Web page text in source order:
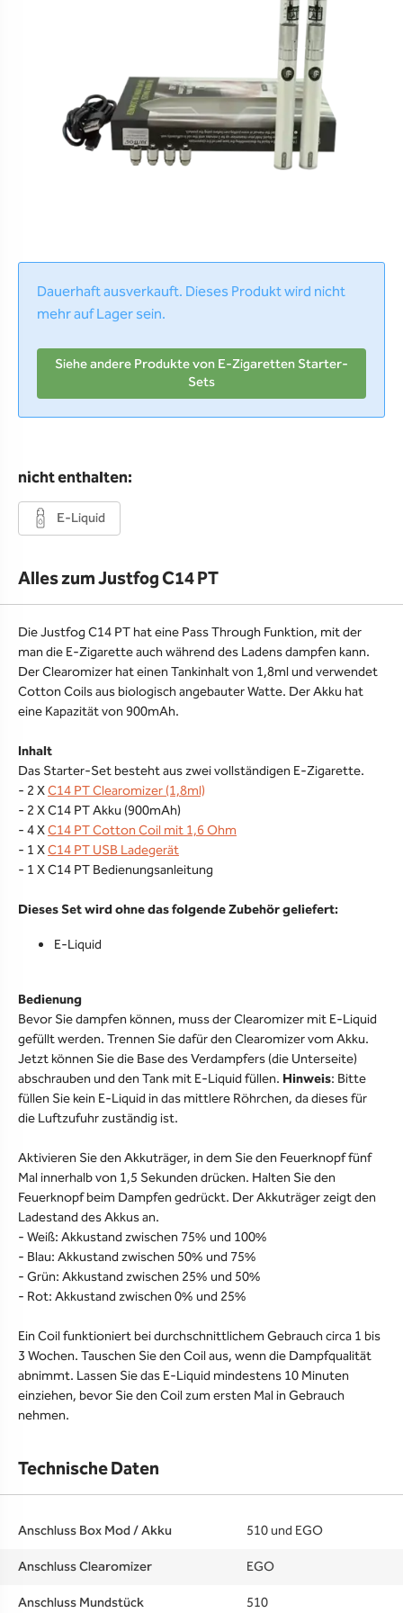
Dauerhaft ausverkauft. Dieses Produkt wird nicht
mehr auf Lager sein.
Siehe andere Produkte von E-Zigaretten Starter-
Sets
nicht enthalten:
E-Liquid
Alles zum Justfog C14 PT
Die Justfog C14 PT hat eine Pass Through Funktion, mit der
man die E-Zigarette auch während des Ladens dampfen kann.
Der Clearomizer hat einen Tankinhalt von 1,8ml und verwendet
Cotton Coils aus biologisch angebauter Watte. Der Akku hat
eine Kapazität von 900mAh.
Inhalt
Das Starter-Set besteht aus zwei vollständigen E-Zigarette.
- 2 XC14 PT Clearomizer (1,8ml)
- 2 X C14 PT Akku (900mAh)
- 4 XC14 PT Cotton Coil mit 1,6 Ohm
- 1 XC14 PT USB Ladegerät
- 1 X C14 PT Bedienungsanleitung
Dieses Set wird ohne das folgende Zubehör geliefert:
E-Liquid
Bedienung
Bevor Sie dampfen können, muss der Clearomizer mit E-Liquid
gefüllt werden. Trennen Sie dafür den Clearomizer vom Akku.
Jetzt können Sie die Base des Verdampfers (die Unterseite)
abschrauben und den Tank mit E-Liquid füllen. Hinweis: Bitte
füllen Sie kein E-Liquid in das mittlere Röhrchen, da dieses für
die Luftzufuhr zuständig ist.
Aktivieren Sie den Akkuträger, in dem Sie den Feuerknopf fünf
Mal innerhalb von 1,5 Sekunden drücken. Halten Sie den
Feuerknopf beim Dampfen gedrückt. Der Akkuträger zeigt den
Ladestand des Akkus an.
- Weiß: Akkustand zwischen 75% und 100%
- Blau: Akkustand zwischen 50% und 75%
- Grün: Akkustand zwischen 25% und 50%
- Rot: Akkustand zwischen 0% und 25%
Ein Coil funktioniert bei durchschnittlichem Gebrauch circa 1 bis
3 Wochen. Tauschen Sie den Coil aus, wenn die Dampfqualität
abnimmt. Lassen Sie das E-Liquid mindestens 10 Minuten
einziehen, bevor Sie den Coil zum ersten Mal in Gebrauch
nehmen.
Technische Daten
Anschluss Box Mod / Akku
510 und EGO
Anschluss Clearomizer
EGO
Anschluss Mundstück
510